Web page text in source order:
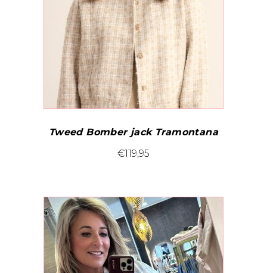
Tweed Bomber jack Tramontana
€119,95
Dit
meerdere
variaties.
Deze
optie
kan